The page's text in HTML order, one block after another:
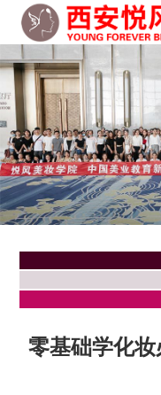
零基础学化